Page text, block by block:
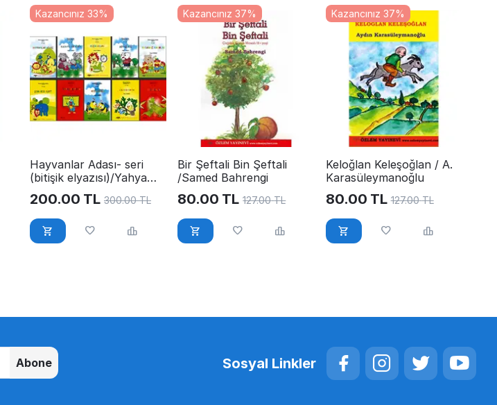
Kazancınız 33%
Hayvanlar Adası- seri
(bitişik elyazısı)/Yahya
Türkeli
200.00 TL 300.00 TL
Kazancınız 37%
Bir Şeftali Bin Şeftali
/Samed Bahrengi
80.00 TL 127.00 TL
Kazancınız 37%
Keloğlan Keleşoğlan / A.
Karasüleymanoğlu
80.00 TL 127.00 TL
Abone Sosyal Linkler